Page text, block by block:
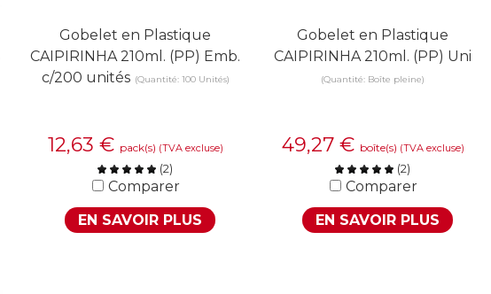
Gobelet en Plastique
CAIPIRINHA 210ml. (PP) Emb.
c/200 unités (Quantité: 100 Unités)
12,63 € pack(s) (TVA excluse)
(2)
Comparer
EN SAVOIR PLUS
Gobelet en Plastique
CAIPIRINHA 210ml. (PP) Uni
(Quantité: Boîte pleine)
49,27 € boîte(s) (TVA excluse)
(2)
Comparer
EN SAVOIR PLUS